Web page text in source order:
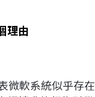
理由
軟系統似乎存